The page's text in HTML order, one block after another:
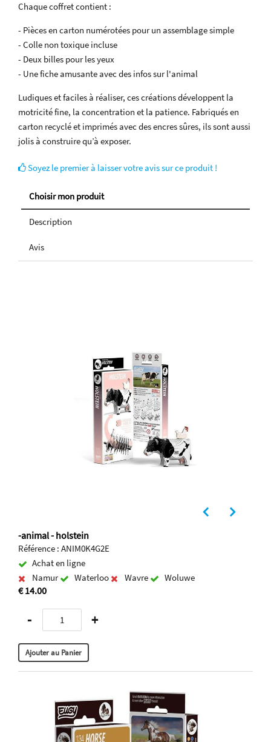
Chaque coffret contient :
- Pièces en carton numérotées pour un assemblage simple
- Colle non toxique incluse
- Deux billes pour les yeux
- Une fiche amusante avec des infos sur l'animal
Ludiques et faciles à réaliser, ces créations développent la
motricité fine, la concentration et la patience. Fabriqués en
carton recyclé et imprimés avec des encres sûres, ils sont aussi
jolis à construire qu’à exposer.
Soyez le premier à laisser votre avis sur ce produit !
Choisir mon produit
Description
Avis
-animal - holstein
Référence : ANIM0K4G2E
Achat en ligne
Namur
Waterloo Wavre Woluwe
€ 14.00
- +